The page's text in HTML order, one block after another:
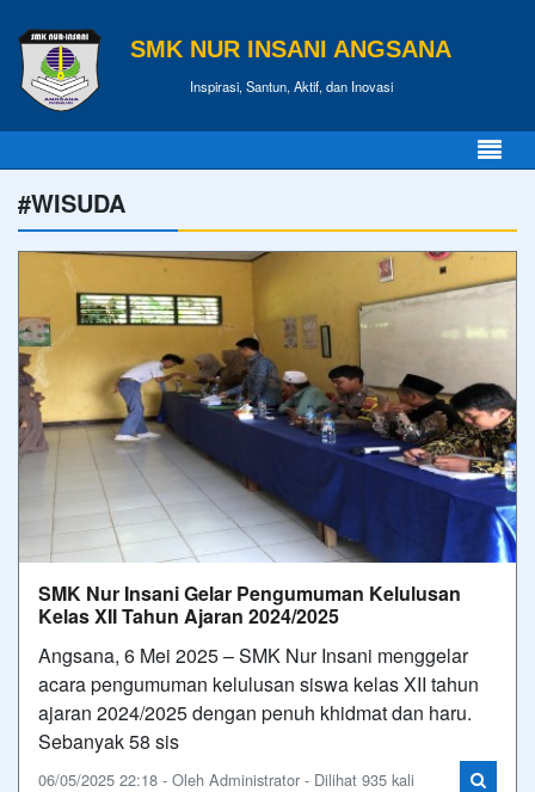
SMK NUR INSANI ANGSANA
Inspirasi, Santun, Aktif, dan Inovasi
#WISUDA
SMK Nur Insani Gelar Pengumuman Kelulusan
Kelas XII Tahun Ajaran 2024/2025
Angsana, 6 Mei 2025 – SMK Nur Insani menggelar
acara pengumuman kelulusan siswa kelas XII tahun
ajaran 2024/2025 dengan penuh khidmat dan haru.
Sebanyak 58 sis
06/05/2025 22:18 - Oleh Administrator - Dilihat 935 kali